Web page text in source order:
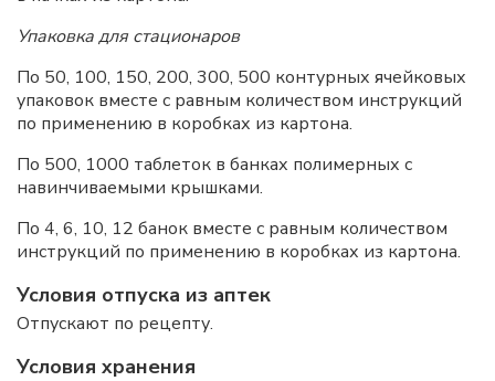
Упаковка для стационаров
По 50, 100, 150, 200, 300, 500 контурных ячейковых
упаковок вместе с равным количеством инструкций
по применению в коробках из картона.
По 500, 1000 таблеток в банках полимерных с
навинчиваемыми крышками.
По 4, 6, 10, 12 банок вместе с равным количеством
инструкций по применению в коробках из картона.
Условия отпуска из аптек
Отпускают по рецепту.
Условия хранения